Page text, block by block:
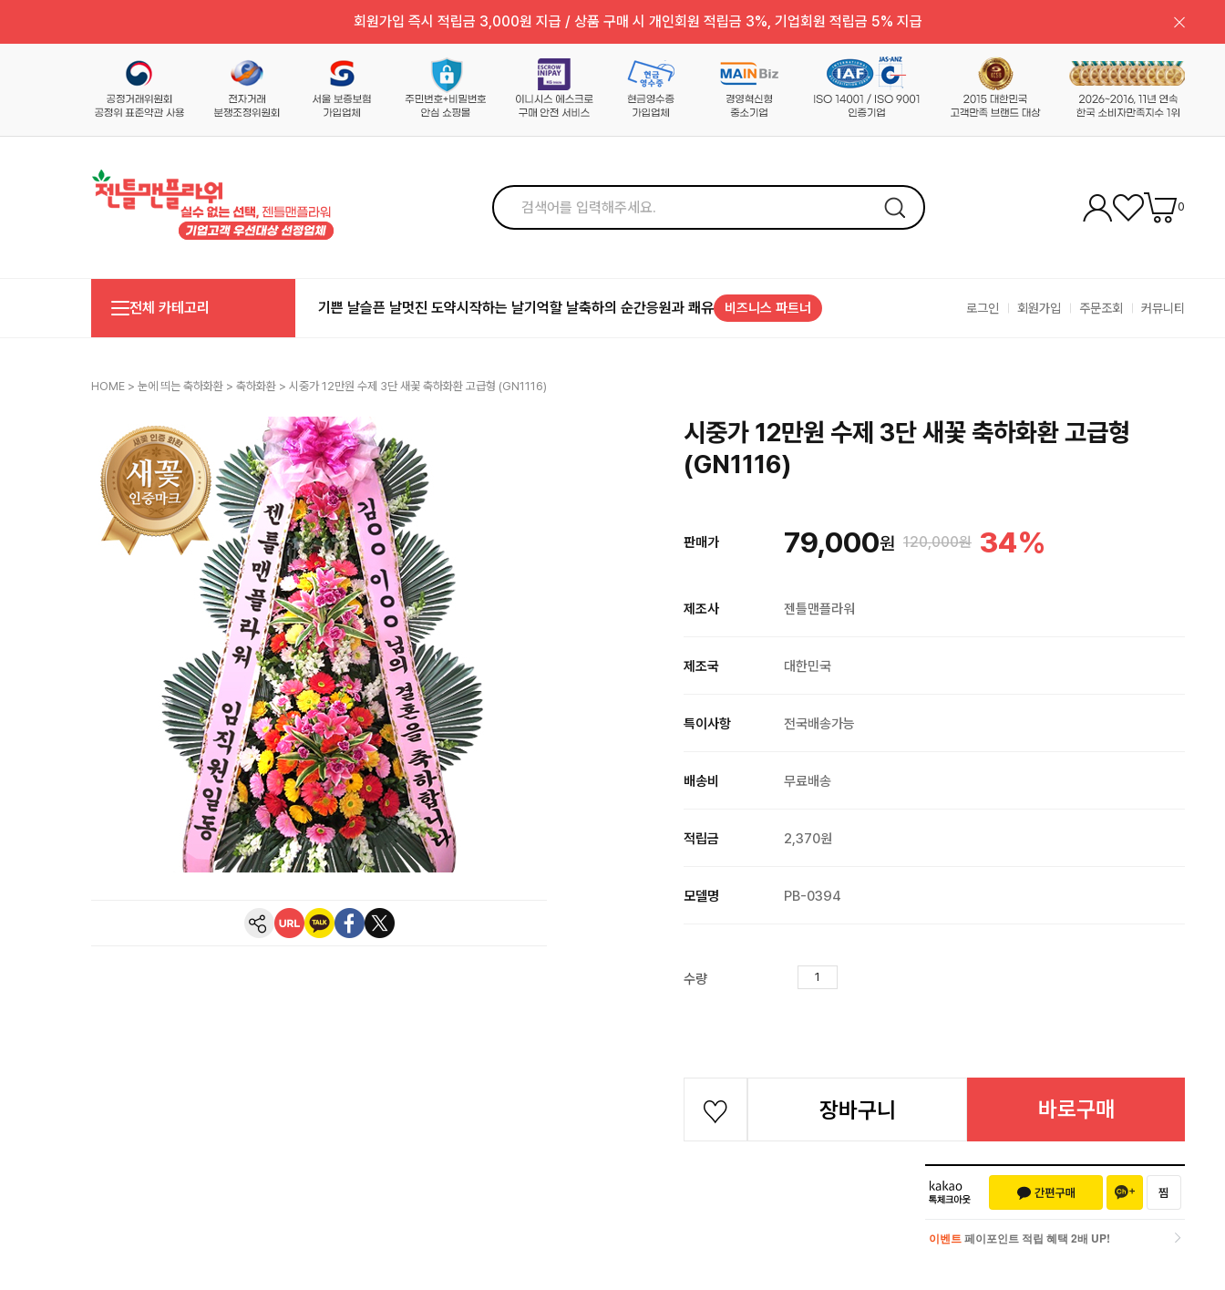
회원가입 즉시 적립금 3,000원 지급 / 상품 구매 시 개인회원 적립금 3%, 기업회원 적립금 5% 지급
0
전체 카테고리 기쁜 날슬픈 날멋진 도약시작하는 날기억할 날축하의 순간응원과 쾌유 비즈니스 파트너 로그인 회원가입 주문조회 커뮤니티
HOME > 눈에 띄는 축하화환 > 축하화환 > 시중가 12만원 수제 3단 새꽃 축하화환 고급형 (GN1116)
시중가 12만원 수제 3단 새꽃 축하화환 고급형
(GN1116)
판매가 79,000원 120,000원 34%
제조사 젠틀맨플라워
제조국 대한민국
특이사항 전국배송가능
배송비 무료배송
적립금 2,370원
모델명 PB-0394
수량
장바구니 바로구매
이벤트 페이포인트 적립 혜택 2배 UP!